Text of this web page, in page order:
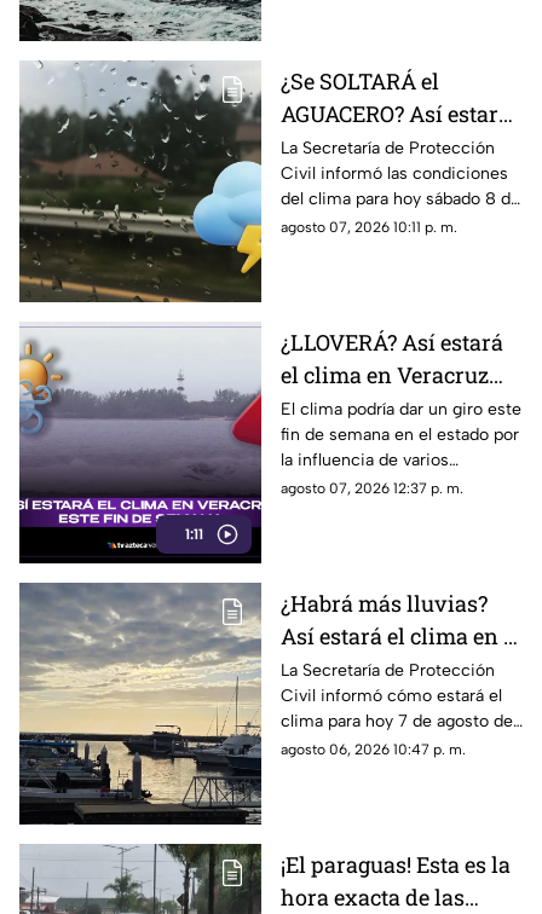
¿Se SOLTARÁ el
AGUACERO? Así estará
el clima en el estado de
Veracruz hoy 8 de
agosto de 2026
La Secretaría de Protección
Civil informó las condiciones
del clima para hoy sábado 8 de
agosto de 2026 en Veracruz;
diferentes municipios de la
entidad.
agosto 07, 2026 10:11 p. m.
1:11
¿LLOVERÁ? Así estará
el clima en Veracruz
este fin de semana
El clima podría dar un giro este
fin de semana en el estado por
la influencia de varios
sistemas meteorológicos. En
agosto 07, 2026 12:37 p. m.
¿Habrá más lluvias?
Así estará el clima en el
estado de Veracruz hoy
7 de agosto de 2026
La Secretaría de Protección
Civil informó cómo estará el
clima para hoy 7 de agosto de
2026 en Veracruz, así como el
agosto 06, 2026 10:47 p. m.
¡El paraguas! Esta es la
hora exacta de las